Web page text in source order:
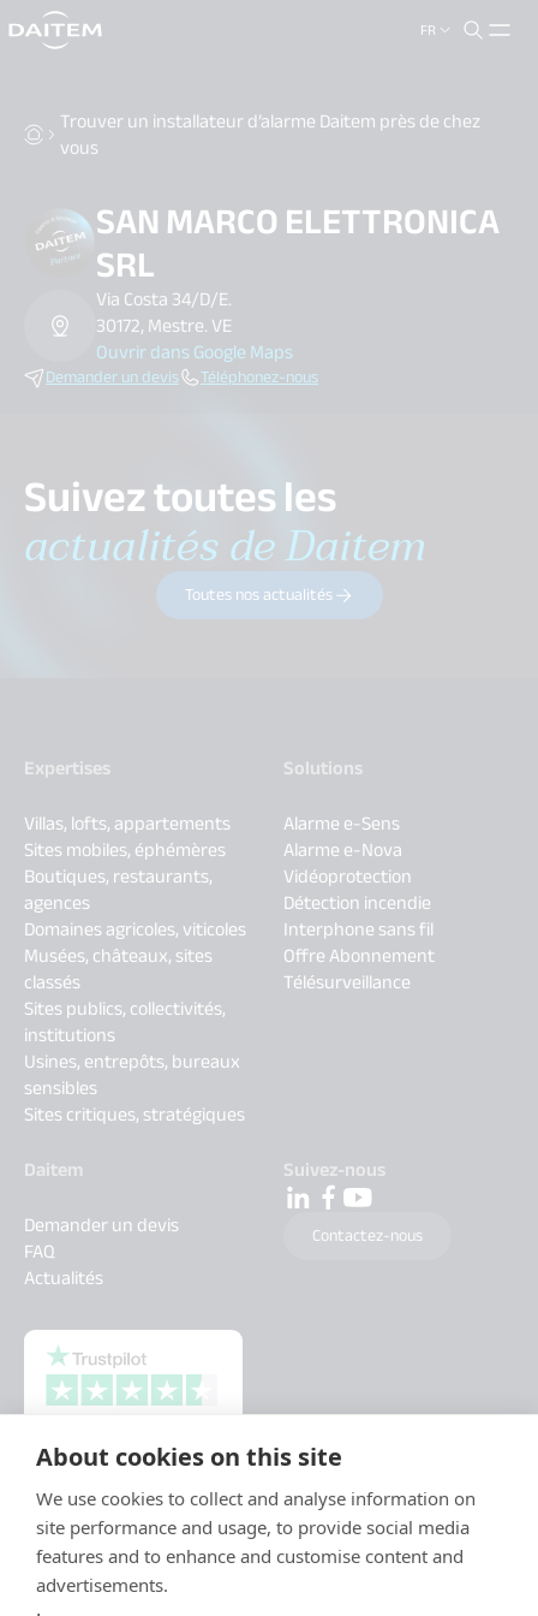
About cookies on this site
We use cookies to collect and analyse information on
site performance and usage, to provide social media
features and to enhance and customise content and
advertisements.
FR
search.label
Trouver un installateur d’alarme Daitem près de chez
vous
SAN MARCO ELETTRONICA
SRL
Via Costa 34/D/E.
30172, Mestre. VE
Ouvrir dans Google Maps
Demander un devis Téléphonez-nous
Suivez toutes les
actualités de Daitem
Toutes nos actualités
Expertises
Villas, lofts, appartements
Sites mobiles, éphémères
Boutiques, restaurants,
agences
Domaines agricoles, viticoles
Musées, châteaux, sites
classés
Sites publics, collectivités,
institutions
Usines, entrepôts, bureaux
sensibles
Sites critiques, stratégiques
Solutions
Alarme e-Sens
Alarme e-Nova
Vidéoprotection
Détection incendie
Interphone sans fil
Offre Abonnement
Télésurveillance
Daitem
Demander un devis
FAQ
Actualités
Suivez-nous
Contactez-nous